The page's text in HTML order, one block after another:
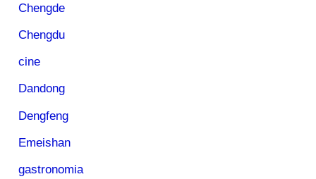
Chengde
Chengdu
cine
Dandong
Dengfeng
Emeishan
gastronomia